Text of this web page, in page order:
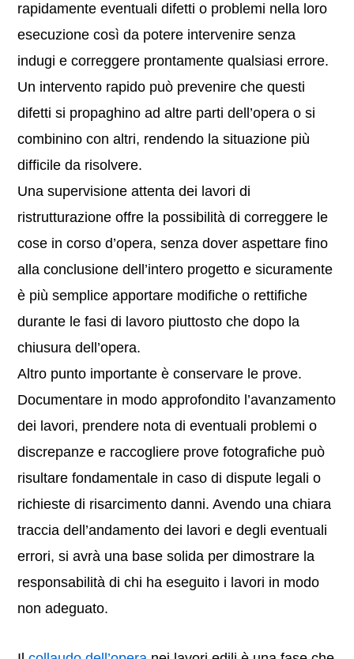
rapidamente eventuali difetti o problemi nella loro
esecuzione così da potere intervenire senza
indugi e correggere prontamente qualsiasi errore.
Un intervento rapido può prevenire che questi
difetti si propaghino ad altre parti dell’opera o si
combinino con altri, rendendo la situazione più
difficile da risolvere.
Una supervisione attenta dei lavori di
ristrutturazione offre la possibilità di correggere le
cose in corso d’opera, senza dover aspettare fino
alla conclusione dell’intero progetto e sicuramente
è più semplice apportare modifiche o rettifiche
durante le fasi di lavoro piuttosto che dopo la
chiusura dell’opera.
Altro punto importante è conservare le prove.
Documentare in modo approfondito l’avanzamento
dei lavori, prendere nota di eventuali problemi o
discrepanze e raccogliere prove fotografiche può
risultare fondamentale in caso di dispute legali o
richieste di risarcimento danni. Avendo una chiara
traccia dell’andamento dei lavori e degli eventuali
errori, si avrà una base solida per dimostrare la
responsabilità di chi ha eseguito i lavori in modo
non adeguato.